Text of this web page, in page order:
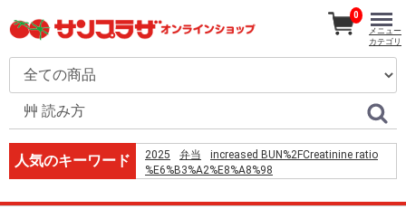
人気のキーワード 2025 弁当
increased BUN%2FCreatinine ratio
%E6%B3%A2%E8%A8%98
%D0%A2%D0%B8%D1%80%D0%B8%D0%BB
0
メニュー
カテゴリ